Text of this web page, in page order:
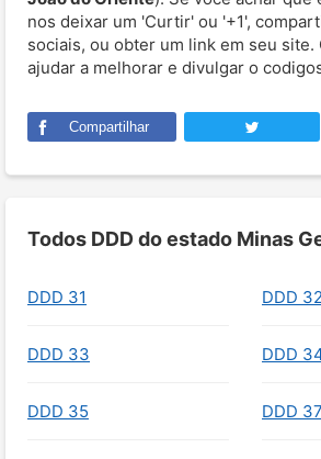
nos deixar um 'Curtir' ou '+1',
sociais, ou obter um link em seu site.
ajudar a melhorar e divulgar o
Compartilhar
Todos DDD do estado Minas
DDD 31 DDD 32
DDD 33 DDD
DDD 35 DDD 37